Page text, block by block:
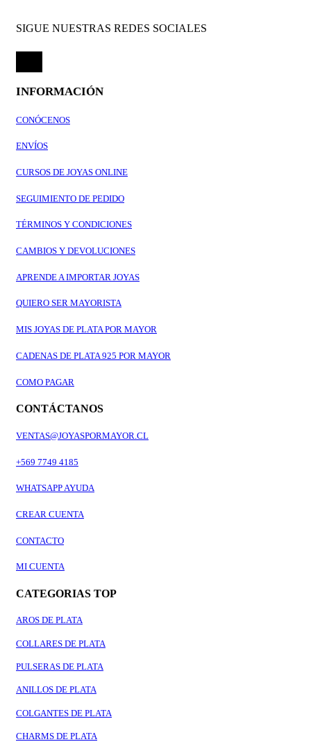
SIGUE NUESTRAS REDES SOCIALES
INFORMACIÓN
CONÓCENOS
ENVÍOS
CURSOS DE JOYAS ONLINE
SEGUIMIENTO DE PEDIDO
TÉRMINOS Y CONDICIONES
CAMBIOS Y DEVOLUCIONES
APRENDE A IMPORTAR JOYAS
QUIERO SER MAYORISTA
MIS JOYAS DE PLATA POR MAYOR
CADENAS DE PLATA 925 POR MAYOR
COMO PAGAR
CONTÁCTANOS
VENTAS@JOYASPORMAYOR.CL
+569 7749 4185
WHATSAPP AYUDA
CREAR CUENTA
CONTACTO
MI CUENTA
CATEGORIAS TOP
AROS DE PLATA
COLLARES DE PLATA
PULSERAS DE PLATA
ANILLOS DE PLATA
COLGANTES DE PLATA
CHARMS DE PLATA